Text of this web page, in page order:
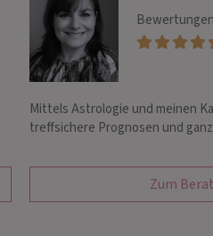
Mittels Astrologie und meinen
treffsichere Prognosen und
Zum